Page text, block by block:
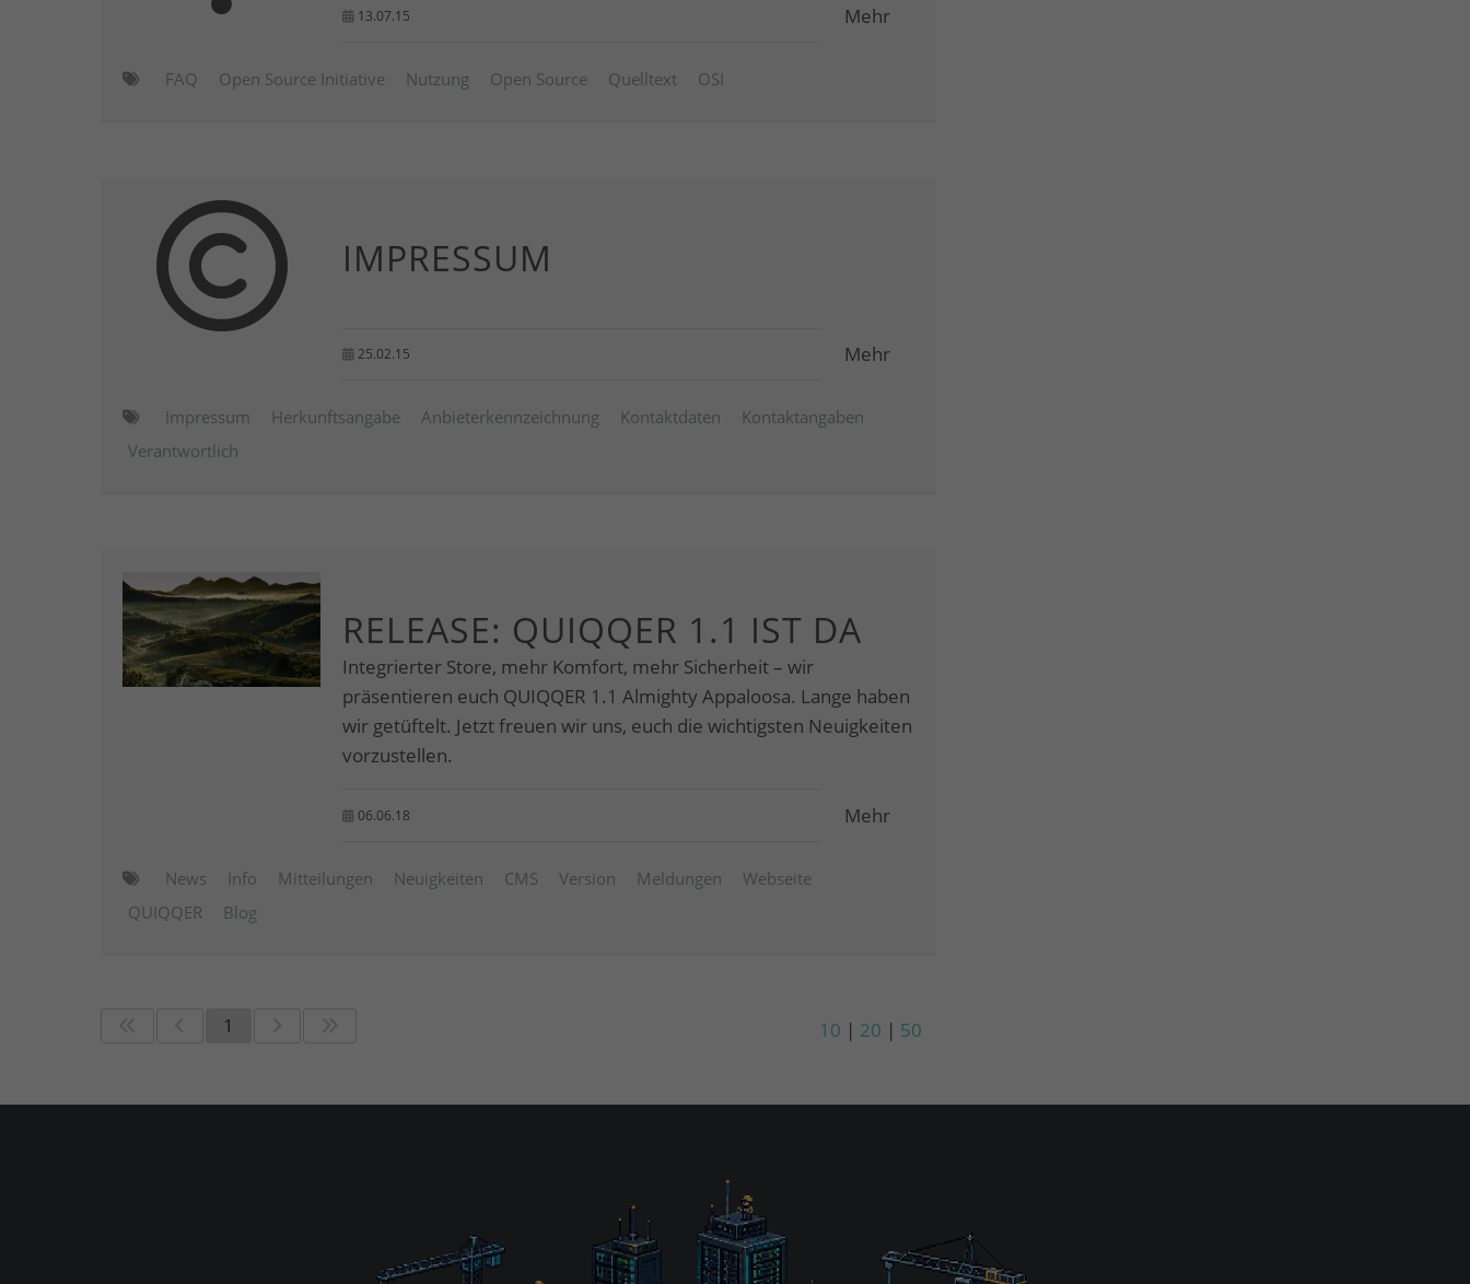
13.07.15 Mehr
FAQ Open Source Initiative Nutzung Open Source Quelltext OSI
IMPRESSUM
25.02.15 Mehr
Impressum Herkunftsangabe Anbieterkennzeichnung Kontaktdaten
Kontaktangaben
Verantwortlich
RELEASE: QUIQQER 1.1 IST DA
Integrierter Store, mehr Komfort, mehr Sicherheit – wir
präsentieren euch QUIQQER 1.1 Almighty Appaloosa. Lange haben
wir getüftelt. Jetzt freuen wir uns, euch die wichtigsten Neuigkeiten
vorzustellen.
06.06.18 Mehr
News Info Mitteilungen Neuigkeiten CMS Version Meldungen
Webseite
QUIQQER
Blog
1 10 | 20 | 50